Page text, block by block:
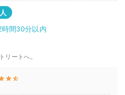
間30分以内
リートへ。